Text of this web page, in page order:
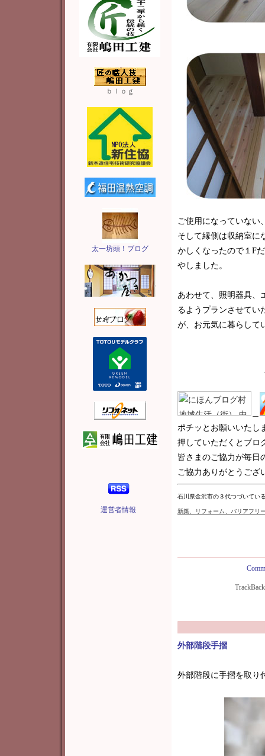
ｂｌｏｇ
太一坊頭！ブログ
運営者情報
ご使用になっていない
そして縁側は収納室に
かしくなったので１F
やしました。
あわせて、照明器具、
るようプランさせてい
が、お元気に暮らして
ポチッとお願いいたし
押していただくとブロ
皆さまのご協力が毎日
ご協力ありがとうござ
石川県金沢市の３代つづいてい
新築 、リフォーム、バリアフリ
外部階段手摺
外部階段に手摺を取り